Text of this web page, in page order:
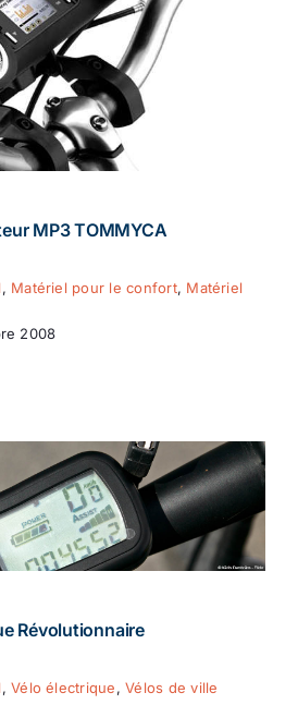
MP3 TOMMYCA
, Matériel pour le confort, Matériel
2008
Révolutionnaire
,Vélo électrique,Vélos de ville